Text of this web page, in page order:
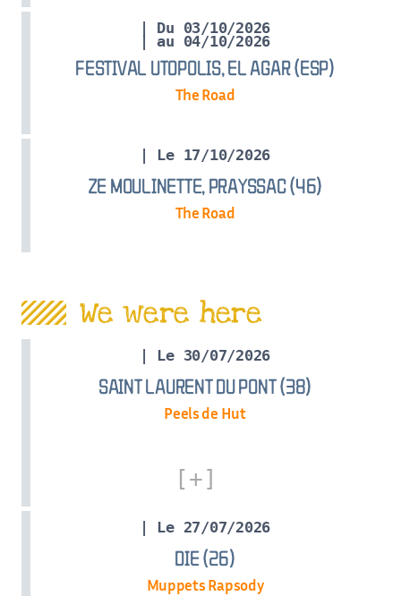
| Du 03/10/2026
FESTIVAL UTOPOLIS, EL AGAR (ESP)
| au 04/10/2026
The Road
| Le 17/10/2026
ZE MOULINETTE, PRAYSSAC (46)
The Road
We were here
| Le 30/07/2026
SAINT LAURENT DU PONT (38)
Peels de Hut
| Le 27/07/2026
DIE (26)
Muppets Rapsody